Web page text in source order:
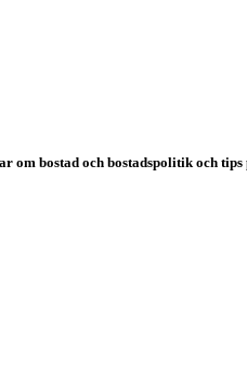
om bostad och bostadspolitik och